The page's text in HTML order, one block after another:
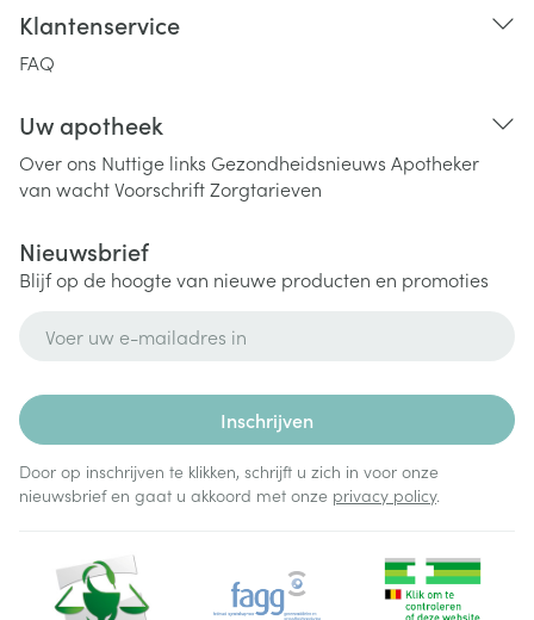
Klantenservice
FAQ
Uw apotheek
Over ons Nuttige links Gezondheidsnieuws Apotheker
van wachtVoorschriftZorgtarieven
Nieuwsbrief
Blijf op de hoogte van nieuwe producten en promoties
Inschrijven
Door op inschrijven te klikken, schrijft u zich in voor onze
nieuwsbrief en gaat u akkoord met onze privacy policy.